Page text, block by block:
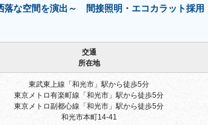
落な空間を演出～ 間接照明・エコカラット採
交通
所在地
東武東上線「和光市」駅から徒歩5分
東京メトロ有楽町線「和光市」駅から徒歩5分
東京メトロ副都心線「和光市」駅から徒歩5分
和光市本町14-41